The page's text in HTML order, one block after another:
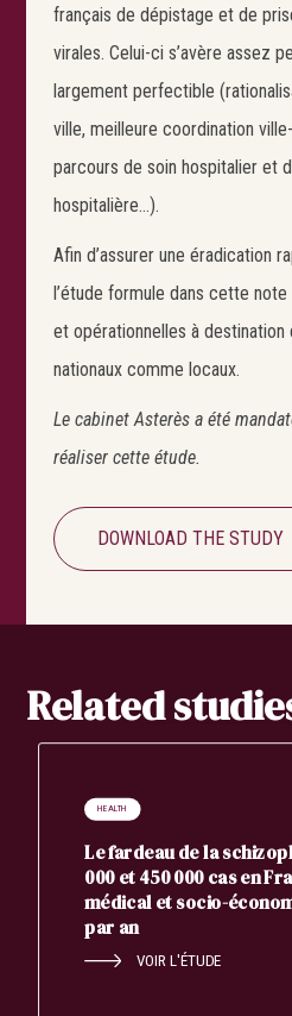
français de dépistage et de
virales. Celui-ci s’avère assez
largement perfectible
ville, meilleure coordination
parcours de soin hospitalier et
hospitalière…).
Afin d’assurer une éradication
l’étude formule dans cette
et opérationnelles à
nationaux comme locaux.
Le cabinet Asterès a été
réaliser cette étude.
DOWNLOAD THE STUDY
Related
HEALTH
Le fardeau de la
000 et 450 000 cas en
médical et socio-
par an
VOIR L'ÉTUDE